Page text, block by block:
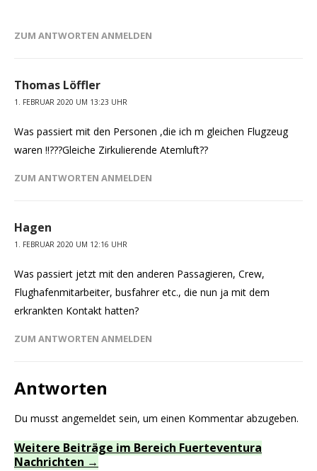
ZUM ANTWORTEN ANMELDEN
Thomas Löffler
1. FEBRUAR 2020 UM 13:23 UHR
Was passiert mit den Personen ,die ich m gleichen Flugzeug
waren !!???Gleiche Zirkulierende Atemluft??
ZUM ANTWORTEN ANMELDEN
Hagen
1. FEBRUAR 2020 UM 12:16 UHR
Was passiert jetzt mit den anderen Passagieren, Crew,
Flughafenmitarbeiter, busfahrer etc., die nun ja mit dem
erkrankten Kontakt hatten?
ZUM ANTWORTEN ANMELDEN
Antworten
Du musst angemeldet sein, um einen Kommentar abzugeben.
Weitere Beiträge im Bereich Fuerteventura
Nachrichten